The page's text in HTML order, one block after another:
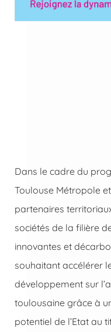
Dans le cadre du
Toulouse Métropole
partenaires
sociétés de la filière
innovantes et
souhaitant accélérer
développement sur
toulousaine grâce à
potentiel de l’Etat au